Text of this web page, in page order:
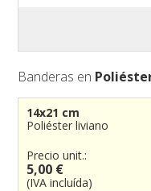
Banderas en
14x21 cm
Poliéster liviano
Precio unit.:
5,00 €
(IVA incluída)